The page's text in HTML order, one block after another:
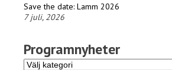
Save the date: Lamm 2026
7 juli, 2026
Programnyheter
Programnyheter